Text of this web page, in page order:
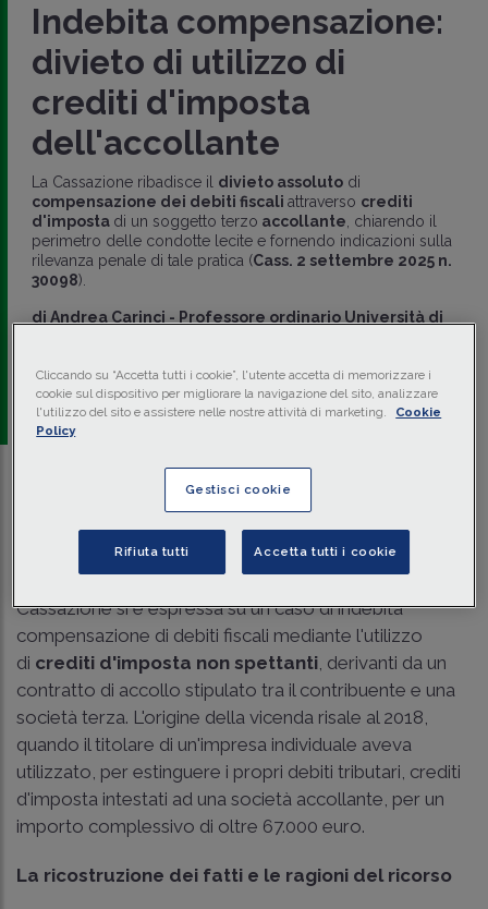
Indebita compensazione:
divieto di utilizzo di
crediti d'imposta
dell'accollante
La Cassazione ribadisce il divieto assolutodi
compensazione dei debiti fiscali attraverso crediti
d'imposta di un soggetto terzo accollante , chiarendo il
perimetro delle condotte lecite e fornendo indicazioni sulla
rilevanza penale di tale pratica (Cass. 2 settembre 2025 n.
30098).
di Andrea Carinci - Professore ordinario Università di
di Adriana Patumi -Dottoranda di ricerca in Scienze
giuridiche presso Alma Mater Studiorum - Università
di Bologna
Ascolta la news
Tempo di lettura2 min.
Sent. 2 settembre 2025 n. 30098, la
Cassazione si è espressa su un caso di indebita
compensazione di debiti fiscali mediante l'utilizzo
di crediti d'imposta non spettanti , derivanti da un
contratto di accollo stipulato tra il contribuente e una
società terza. L'origine della vicenda risale al 2018,
quando il titolare di un'impresa individuale aveva
utilizzato, per estinguere i propri debiti tributari, crediti
d'imposta intestati ad una società accollante, per un
importo complessivo di oltre 67.000 euro.
La ricostruzione dei fatti e le ragioni del ricorso
Cliccando su “Accetta tutti i cookie”, l'utente accetta di memorizzare i
cookie sul dispositivo per migliorare la navigazione del sito, analizzare
l'utilizzo del sito e assistere nelle nostre attività di marketing.
Cookie
Policy
Gestisci cookie
Rifiuta tutti Accetta tutti i cookie